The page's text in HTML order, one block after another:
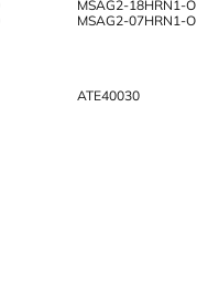
MSAG2-18HRN1-O
MSAG2-07HRN1-O
ATE40030